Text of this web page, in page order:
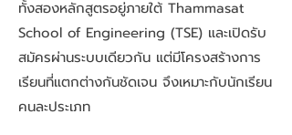
ทั้งสองหลักสูตรอยู่ภายใต้ Thammasat
School of Engineering (TSE) และเปิดรับ
สมัครผ่านระบบเดียวกัน แต่มีโครงสร้างการ
เรียนที่แตกต่างกันชัดเจน จึงเหมาะกับนักเรียน
คนละประเภท